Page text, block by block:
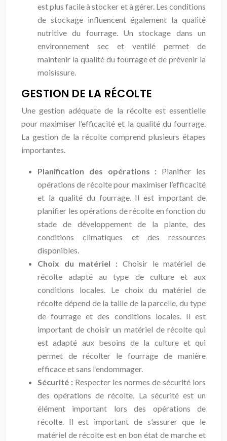
est plus facile à stocker et à gérer. Les conditions
de stockage influencent également la qualité
nutritive du fourrage. Un stockage dans un
environnement sec et ventilé permet de
maintenir la qualité du fourrage et de prévenir la
moisissure.
GESTION DE LA RÉCOLTE
Une gestion adéquate de la récolte est essentielle
pour maximiser l’efficacité et la qualité du fourrage.
La gestion de la récolte comprend plusieurs étapes
importantes.
Planification des opérations : Planifier les
opérations de récolte pour maximiser l’efficacité
et la qualité du fourrage. Il est important de
planifier les opérations de récolte en fonction du
stade de développement de la plante, des
conditions climatiques et des ressources
disponibles.
Choix du matériel : Choisir le matériel de
récolte adapté au type de culture et aux
conditions locales. Le choix du matériel de
récolte dépend de la taille de la parcelle, du type
de fourrage et des conditions locales. Il est
important de choisir un matériel de récolte qui
est adapté aux besoins de la culture et qui
permet de récolter le fourrage de manière
efficace et sans l’endommager.
Sécurité : Respecter les normes de sécurité lors
des opérations de récolte. La sécurité est un
élément important lors des opérations de
récolte. Il est important de s’assurer que le
matériel de récolte est en bon état de marche et